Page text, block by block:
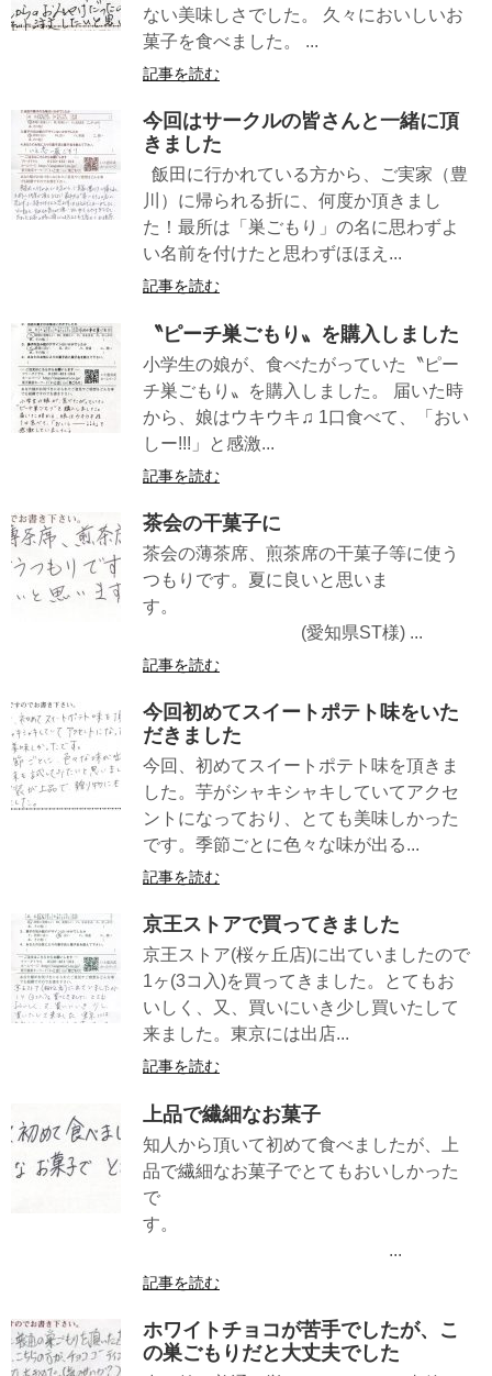
ない美味しさでした。 久々においしいお
菓子を食べました。 ...
記事を読む
今回はサークルの皆さんと一緒に頂
きました
飯田に行かれている方から、ご実家（豊
川）に帰られる折に、何度か頂きまし
た！最所は「巣ごもり」の名に思わずよ
い名前を付けたと思わずほほえ...
記事を読む
〝ピーチ巣ごもり〟を購入しました
小学生の娘が、食べたがっていた〝ピー
チ巣ごもり〟を購入しました。 届いた時
から、娘はウキウキ♫ 1口食べて、「おい
しー!!!」と感激...
記事を読む
茶会の干菓子に
茶会の薄茶席、煎茶席の干菓子等に使う
つもりです。夏に良いと思いま
す。
(愛知県ST様) ...
記事を読む
今回初めてスイートポテト味をいた
だきました
今回、初めてスイートポテト味を頂きま
した。芋がシャキシャキしていてアクセ
ントになっており、とても美味しかった
です。季節ごとに色々な味が出る...
記事を読む
京王ストアで買ってきました
京王ストア(桜ヶ丘店)に出ていましたので
1ヶ(3コ入)を買ってきました。とてもお
いしく、又、買いにいき少し買いたして
来ました。東京には出店...
記事を読む
上品で繊細なお菓子
知人から頂いて初めて食べましたが、上
品で繊細なお菓子でとてもおいしかった
で
す。
...
記事を読む
ホワイトチョコが苦手でしたが、こ
の巣ごもりだと大丈夫でした